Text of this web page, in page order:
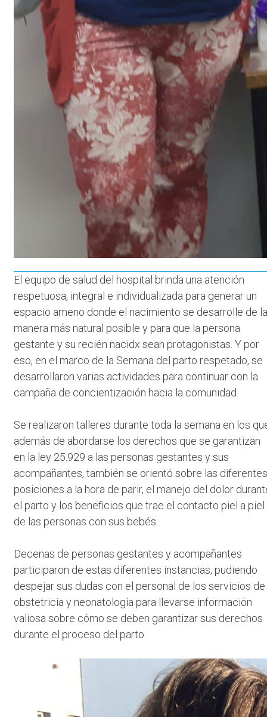
El equipo de salud del hospital brinda una atención
respetuosa, integral e individualizada para generar un
espacio ameno donde el nacimiento se desarrolle de la
manera más natural posible y para que la persona
gestante y su recién nacidx sean protagonistas. Y por
eso, en el marco de la Semana del parto respetado, se
desarrollaron varias actividades para continuar con la
campaña de concientización hacia la comunidad.
Se realizaron talleres durante toda la semana en los
además de abordarse los derechos que se garantizan
en la ley 25.929 a las personas gestantes y sus
acompañantes, también se orientó sobre las diferentes
posiciones a la hora de parir, el manejo del dolor
el parto y los beneficios que trae el contacto piel a piel
de las personas con sus bebés.
Decenas de personas gestantes y acompañantes
participaron de estas diferentes instancias, pudiendo
despejar sus dudas con el personal de los servicios de
obstetricia y neonatología para llevarse información
valiosa sobre cómo se deben garantizar sus derechos
durante el proceso del parto.